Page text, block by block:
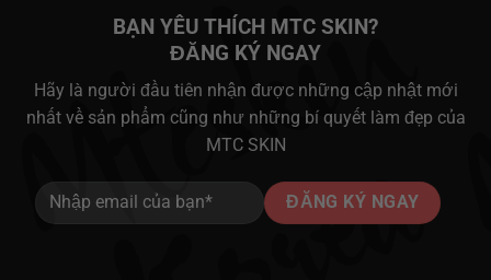
BẠN YÊU THÍCH MTC SKIN?
ĐĂNG KÝ NGAY
Hãy là người đầu tiên nhận được những cập nhật mới
nhất về sản phẩm cũng như những bí quyết làm đẹp của
MTC SKIN